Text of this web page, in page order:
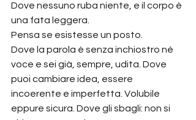
Dove nessuno ruba niente, e il corpo è
una fata leggera.
Pensa se esistesse un posto.
Dove la parola è senza inchiostro né
voce e sei già, sempre, udita. Dove
puoi cambiare idea, essere
incoerente e imperfetta. Volubile
eppure sicura. Dove gli sbagli: non si